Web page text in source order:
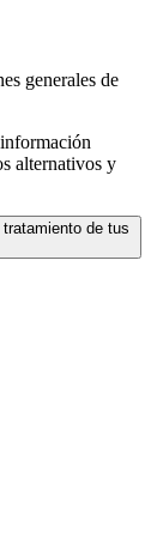
generales de
alternativos y
de tus